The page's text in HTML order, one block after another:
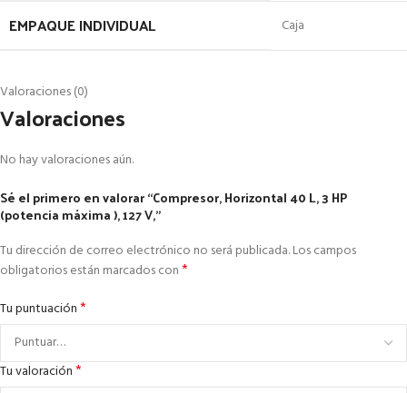
EMPAQUE INDIVIDUAL Caja
Valoraciones (0)
Valoraciones
No hay valoraciones aún.
Sé el primero en valorar “Compresor, Horizontal 40 L, 3 HP
(potencia máxima ), 127 V,”
Tu dirección de correo electrónico no será publicada.Los campos
obligatorios están marcados con*
Tu puntuación*
Tu valoración*